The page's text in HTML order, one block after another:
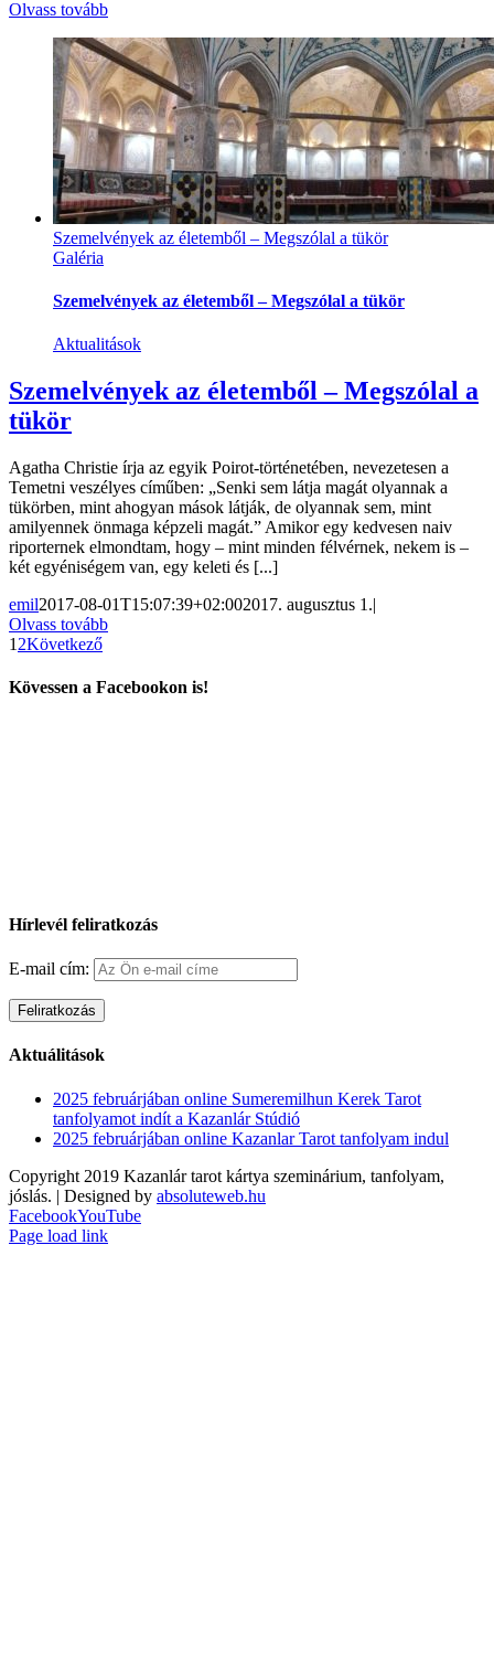
Olvass tovább
Szemelvények az életemből – Megszólal a tükör
Galéria
Szemelvények az életemből – Megszólal a tükör
Aktualitások
Szemelvények az életemből – Megszólal a
tükör
Agatha Christie írja az egyik Poirot-történetében, nevezetesen a
Temetni veszélyes címűben: „Senki sem látja magát olyannak a
tükörben, mint ahogyan mások látják, de olyannak sem, mint
amilyennek önmaga képzeli magát.” Amikor egy kedvesen naiv
riporternek elmondtam, hogy – mint minden félvérnek, nekem is –
két egyéniségem van, egy keleti és [...]
emil2017-08-01T15:07:39+02:002017. augusztus 1.|
Olvass tovább
1 2Következő
Kövessen a Facebookon is!
Hírlevél feliratkozás
E-mail cím:
Aktuálitások
2025 februárjában online Sumeremilhun Kerek Tarot
tanfolyamot indít a Kazanlár Stúdió
2025 februárjában online Kazanlar Tarot tanfolyam indul
Copyright 2019 Kazanlár tarot kártya szeminárium, tanfolyam,
jóslás. | Designed by absoluteweb.hu
FacebookYouTube
Page load link